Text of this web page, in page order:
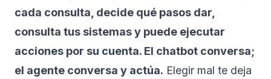
cada consulta, decide qué pasos dar,
consulta tus sistemas y puede ejecutar
acciones por su cuenta. El chatbot conversa;
el agente conversa y actúa. Elegir mal te deja